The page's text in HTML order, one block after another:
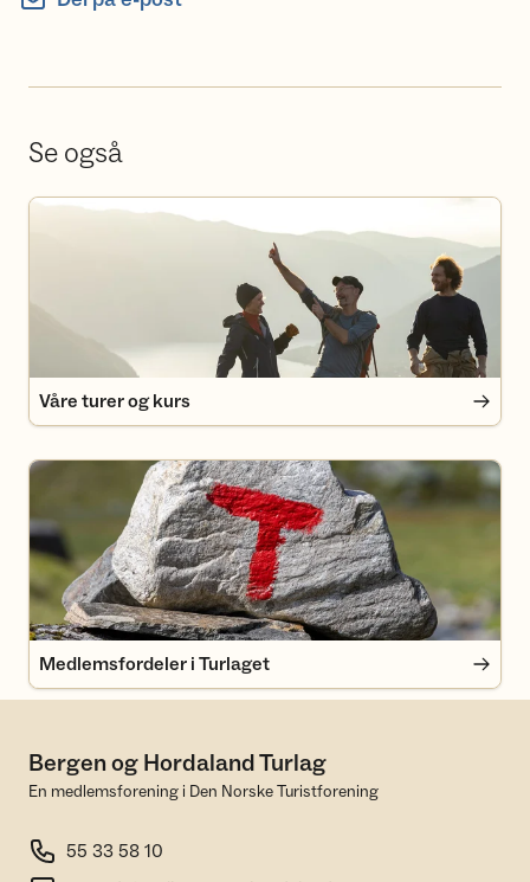
Se også
Våre turer og kurs
Våre turer og kurs
Medlemsfordeler i Turlaget
Medlemsfordeler i Turlaget
Bergen og Hordaland Turlag
En medlemsforening i Den Norske Turistforening
55 33 58 10